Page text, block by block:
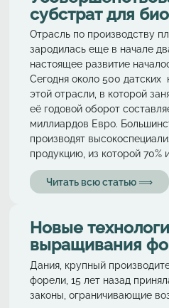
субстрат для
Отрасль по производству
зародилась еще в начале
настоящее развитие
Сегодня около 500
этой отрасли, в которой
её годовой оборот
миллиардов Евро.
производят
продукцию, из которой 70%
Читать всю статью ⟹
Новые
выращивания
Дания, крупный
форели, 15 лет назад
законы, ограничивающие